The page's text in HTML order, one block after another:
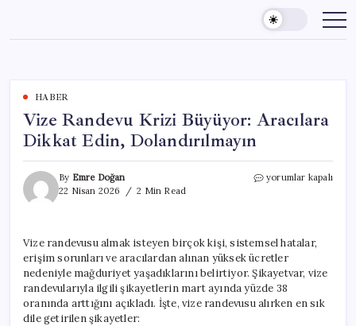
content
HABER
Vize Randevu Krizi Büyüyor: Aracılara
Dikkat Edin, Dolandırılmayın
By Emre Doğan
22 Nisan 2026
2 Min Read
Vize
Dikkat
Edin,
Dolandırılmayın
için
yorumlar kapalı
Vize randevusu almak isteyen birçok kişi, sistemsel hatalar,
erişim sorunları ve aracılardan alınan yüksek ücretler
nedeniyle mağduriyet yaşadıklarını belirtiyor. Şikayetvar, vize
randevularıyla ilgili şikayetlerin mart ayında yüzde 38
oranında arttığını açıkladı. İşte, vize randevusu alırken en sık
dile getirilen şikayetler: